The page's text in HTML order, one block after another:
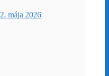
2. mája 2026